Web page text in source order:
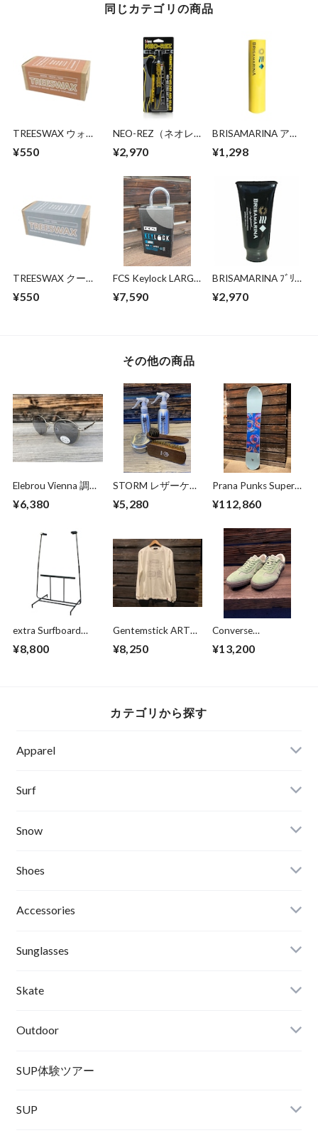
同じカテゴリの商品
TREESWAX ウォー
¥550
NEO-REZ（ネオレ
ア）ウェットスーツ
¥2,970
BRISAMARINA アス
プ
¥1,298
TREESWAX クール
コート用 85g
¥550
FCS Keylock LARGE
¥7,590
BRISAMARINA ﾌﾞﾘｻ
UVｸﾘｰﾑ 70g (WHT)
¥2,970
その他の商品
Elebrou Vienna 調光
¥6,380
STORM レザーケア
¥5,280
Prana Punks Super
Original
¥112,860
extra Surfboard
ドスタンド）
¥8,800
Gentemstick ART
White Lサイズ
¥8,250
Converse
ROADCLASSIC SK
¥13,200
カテゴリから探す
Apparel
Banks Journal
Critical Slide(TCSS)
Afends
Roial
RVCA
ACER
Turn Me On
KAYA
Surf
Surfboards
Wetsuits,Rush Guard
Winter Goods
Snow
Board
Binding
Boots
Bc Gear
Goggle
Helmet
SOX
Shoes
Sandals
Shoes
Winter Shoes
Accessories
Other
Sunglasses
Skate
Outdoor
Norrona
SUP体験ツアー
SUP